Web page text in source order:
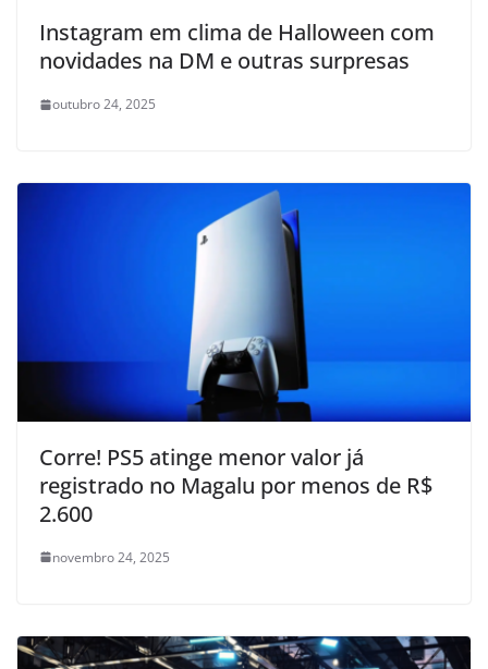
Instagram em clima de Halloween com
novidades na DM e outras surpresas
outubro 24, 2025
Corre! PS5 atinge menor valor já
registrado no Magalu por menos de R$
2.600
novembro 24, 2025